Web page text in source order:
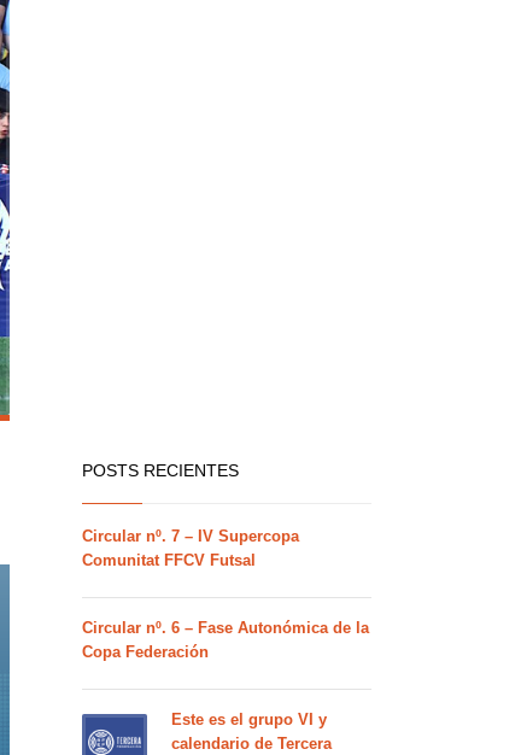
POSTS RECIENTES
Circular nº. 7 – IV Supercopa
Comunitat FFCV Futsal
Circular nº. 6 – Fase Autonómica de la
Copa Federación
Este es el grupo VI y
calendario de Tercera